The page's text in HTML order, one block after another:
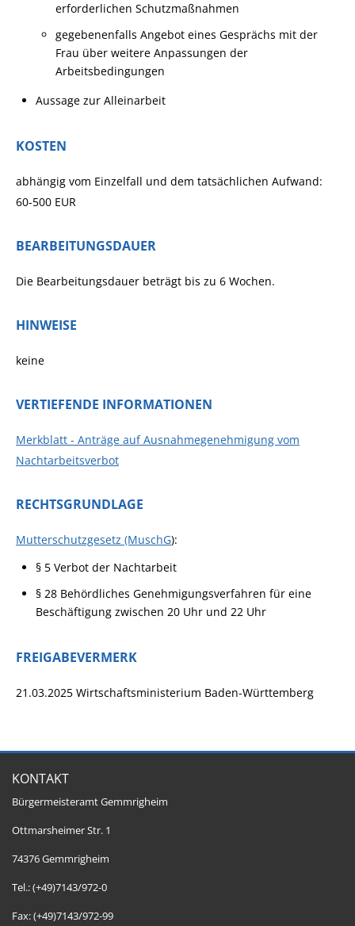
erforderlichen Schutzmaßnahmen
gegebenenfalls Angebot eines Gesprächs mit der
Frau über weitere Anpassungen der
Arbeitsbedingungen
Aussage zur Alleinarbeit
KOSTEN
abhängig vom Einzelfall und dem tatsächlichen Aufwand:
60-500 EUR
BEARBEITUNGSDAUER
Die Bearbeitungsdauer beträgt bis zu 6 Wochen.
HINWEISE
keine
VERTIEFENDE INFORMATIONEN
Merkblatt - Anträge auf Ausnahmegenehmigung vom
Nachtarbeitsverbot
RECHTSGRUNDLAGE
Mutterschutzgesetz (MuschG):
§ 5 Verbot der Nachtarbeit
§ 28 Behördliches Genehmigungsverfahren für eine
Beschäftigung zwischen 20 Uhr und 22 Uhr
FREIGABEVERMERK
21.03.2025 Wirtschaftsministerium Baden-Württemberg
KONTAKT
Bürgermeisteramt Gemmrigheim
Ottmarsheimer Str. 1
74376 Gemmrigheim
Tel.: (+49)7143/972-0
Fax: (+49)7143/972-99